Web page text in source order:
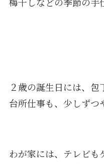
２歳の誕生日には、包
台所仕事も、少しずつ
わが家には、テレビも